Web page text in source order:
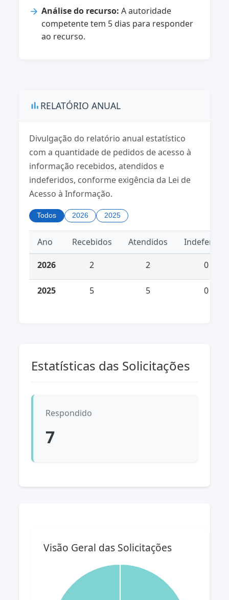
Análise do recurso: A autoridade
competente tem 5 dias para responder
ao recurso.
bar_chart RELATÓRIO ANUAL
Divulgação do relatório anual estatístico
com a quantidade de pedidos de acesso à
informação recebidos, atendidos e
indeferidos, conforme exigência da Lei de
Acesso à Informação.
Todos 2026 2025
Ano Recebidos Atendidos Indeferidos
2026 2 2 0
2025 5 5 0
Estatísticas das Solicitações
Respondido
7
Visão Geral das Solicitações